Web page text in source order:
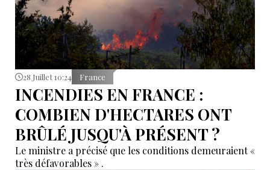
28 Juillet 10:24 France
INCENDIES EN FRANCE :
COMBIEN D'HECTARES ONT
BRÛLÉ JUSQU'À PRÉSENT ?
Le ministre a précisé que les conditions demeuraient «
très défavorables » .